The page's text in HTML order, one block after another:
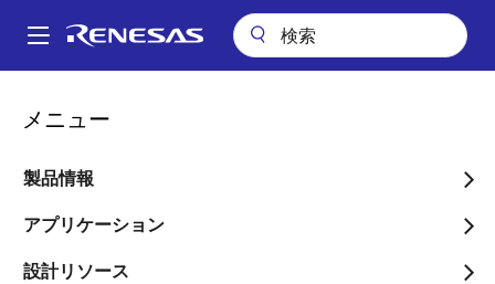
ン
Main
メニュー
製品情報
アプリケーション
設計リソース
パ
ン
く
ず
虹彩スキャンセキュリティシステム
虹彩スキャンセキュリティ
システム